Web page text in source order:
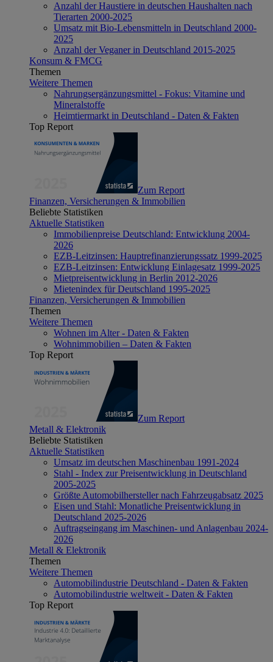
Anzahl der Haustiere in deutschen Haushalten nach
Tierarten 2000-2025
Umsatz mit Bio-Lebensmitteln in Deutschland 2000-
2025
Anzahl der Veganer in Deutschland 2015-2025
Konsum & FMCG
Themen
Weitere Themen
Nahrungsergänzungsmittel - Fokus: Vitamine und
Mineralstoffe
Heimtiermarkt in Deutschland - Daten & Fakten
Top Report
Zum Report
Finanzen, Versicherungen & Immobilien
Beliebte Statistiken
Aktuelle Statistiken
Immobilienpreise Deutschland: Entwicklung 2004-
2026
EZB-Leitzinsen: Hauptrefinanzierungssatz 1999-2025
EZB-Leitzinsen: Entwicklung Einlagesatz 1999-2025
Mietpreisentwicklung in Berlin 2012-2026
Mietenindex für Deutschland 1995-2025
Finanzen, Versicherungen & Immobilien
Themen
Weitere Themen
Wohnen im Alter - Daten & Fakten
Wohnimmobilien – Daten & Fakten
Top Report
Zum Report
Metall & Elektronik
Beliebte Statistiken
Aktuelle Statistiken
Umsatz im deutschen Maschinenbau 1991-2024
Stahl - Index zur Preisentwicklung in Deutschland
2005-2025
Größte Automobilhersteller nach Fahrzeugabsatz 2025
Eisen und Stahl: Monatliche Preisentwicklung in
Deutschland 2025-2026
Auftragseingang im Maschinen- und Anlagenbau 2024-
2026
Metall & Elektronik
Themen
Weitere Themen
Automobilindustrie Deutschland - Daten & Fakten
Automobilindustrie weltweit - Daten & Fakten
Top Report